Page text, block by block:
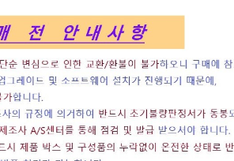
마이페이지
노트클럽(NoteClub) 쇼핑몰이 오...
노트클럽 2025년도 설 연휴 및 배송...